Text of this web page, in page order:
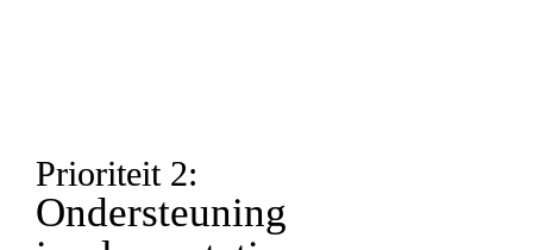
Prioriteit 2:
Ondersteuning